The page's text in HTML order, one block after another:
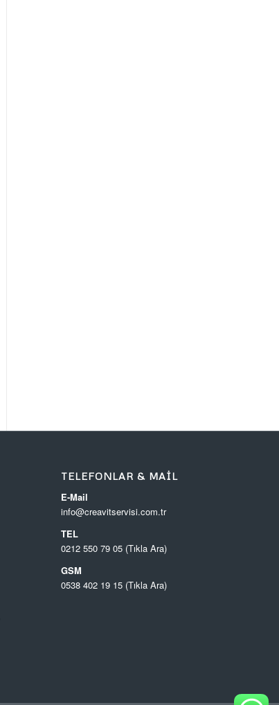
TELEFONLAR & MAIL
E-Mail
info@creavitservisi.com.tr
TEL
0212 550 79 05 (Tıkla Ara)
GSM
0538 402 19 15 (Tıkla Ara)